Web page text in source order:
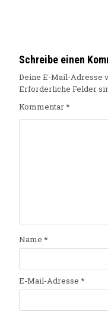
Schreibe einen
Deine E-Mail-Adresse
Erforderliche Felder
Kommentar*
Name *
E-Mail-Adresse *